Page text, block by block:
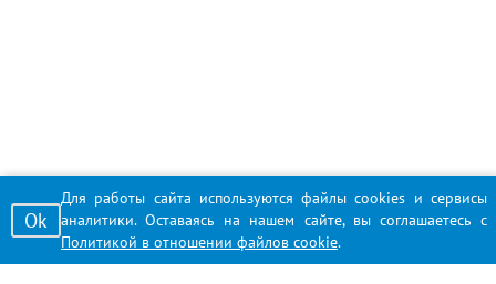
Для работы сайта используются файлы cookies и сервисы
аналитики. Оставаясь на нашем сайте, вы соглашаетесь с
Политикой в отношении файлов cookie.
Ok